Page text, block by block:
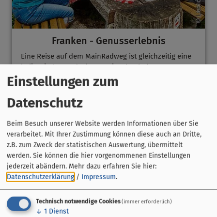
Franken - Genusserlebnis
Eine Reise auf dem MainRadweg ist gleichzeitig eine
kulinarische Entdeckungsreise durch das
Genießerlandmit seinem Bier- und Weinerlebnis.
Einstellungen zum
Datenschutz
Beim Besuch unserer Website werden Informationen über Sie
verarbeitet. Mit Ihrer Zustimmung können diese auch an Dritte,
z.B. zum Zweck der statistischen Auswertung, übermittelt
werden. Sie können die hier vorgenommenen Einstellungen
jederzeit abändern. Mehr dazu erfahren Sie hier:
Datenschutzerklärung / Impressum.
Technisch notwendige Cookies(immer erforderlich)
↓ 1 Dienst